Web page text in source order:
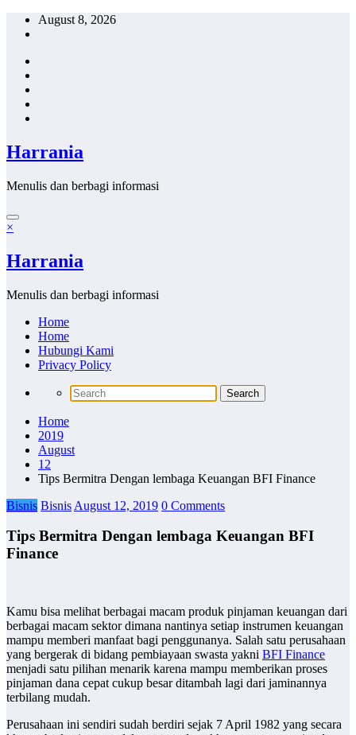
Skip
August 8, 2026
Harrania
Menulis dan berbagi informasi
×
Harrania
Menulis dan berbagi informasi
Home
Home
Hubungi Kami
Privacy Policy
Home
2019
August
12
Tips Bermitra Dengan lembaga Keuangan BFI Finance
Bisnis Bisnis August 12, 2019 0 Comments
Tips Bermitra Dengan lembaga Keuangan BFI
Finance
Kamu bisa melihat berbagai macam produk pinjaman keuangan dari
berbagai macam sektor dimana nantinya setiap instrumen keuangan
mampu memberi manfaat bagi penggunanya. Salah satu perusahaan
yang bergerak di bidang pembiayaan swasta yakni BFI Finance
menjadi satu pilihan menarik karena mampu memberikan proses
pinjaman dana cepat cukup besar ditambah lagi dari jaminannya
terbilang mudah.
Perusahaan ini sendiri sudah berdiri sejak 7 April 1982 yang secara